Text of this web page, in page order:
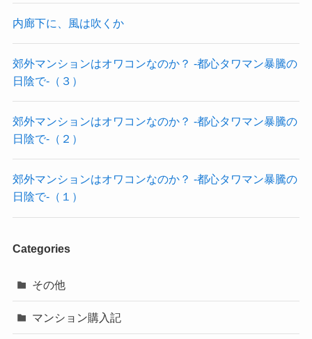
内廊下に、風は吹くか
郊外マンションはオワコンなのか？ -都心タワマン暴騰の
日陰で-（３）
郊外マンションはオワコンなのか？ -都心タワマン暴騰の
日陰で-（２）
郊外マンションはオワコンなのか？ -都心タワマン暴騰の
日陰で-（１）
Categories
その他
マンション購入記